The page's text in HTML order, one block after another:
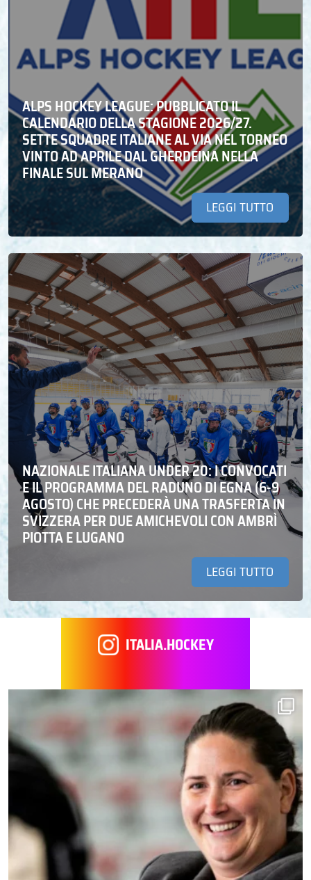
ALPS HOCKEY LEAGUE: PUBBLICATO IL
CALENDARIO DELLA STAGIONE 2026/27.
SETTE SQUADRE ITALIANE AL VIA NEL TORNEO
VINTO AD APRILE DAL GHERDEINA NELLA
FINALE SUL MERANO
LEGGI TUTTO
NAZIONALE ITALIANA UNDER 20: I CONVOCATI
E IL PROGRAMMA DEL RADUNO DI EGNA (6-9
AGOSTO) CHE PRECEDERÀ UNA TRASFERTA IN
SVIZZERA PER DUE AMICHEVOLI CON AMBRÌ
PIOTTA E LUGANO
LEGGI TUTTO
ITALIA.HOCKEY